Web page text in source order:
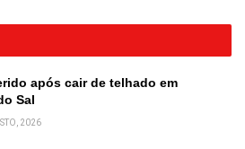
após cair de telhado em
Sal
2026